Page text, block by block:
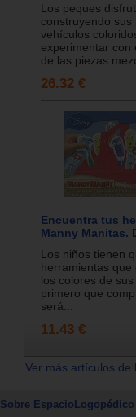
Los peques
construyendo sus
vehículos
experimentar con
de las piezas
26.32 €
Encuentra tus
Manny Manitas.
Los niños tienen
herramientas que
los colores de
primero que
será...
11.43 €
Ver más artículos
Sobre EspacioLogopédico